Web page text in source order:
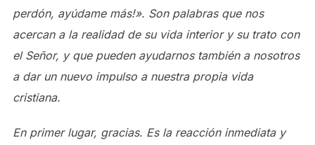
perdón, ayúdame más!». Son palabras que nos
acercan a la realidad de su vida interior y su trato con
el Señor, y que pueden ayudarnos también a nosotros
a dar un nuevo impulso a nuestra propia vida
cristiana.
En primer lugar, gracias. Es la reacción inmediata y